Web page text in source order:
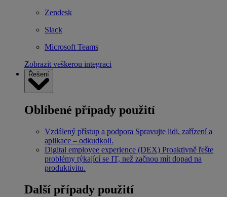
Zendesk
Slack
Microsoft Teams
Zobrazit veškerou integraci
Řešení
Oblíbené případy použití
Vzdálený přístup a podpora Spravujte lidi, zařízení a
aplikace – odkudkoli.
Digital employee experience (DEX) Proaktivně řešte
problémy týkající se IT, než začnou mít dopad na
produktivitu.
Další případy použití